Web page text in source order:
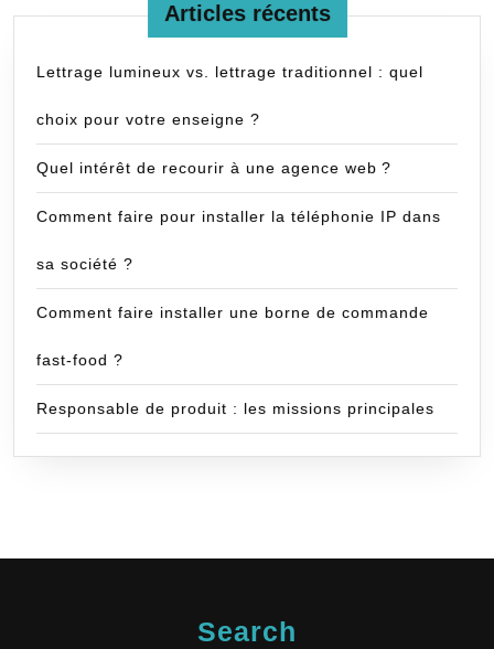
Articles récents
Lettrage lumineux vs. lettrage traditionnel : quel
choix pour votre enseigne ?
Quel intérêt de recourir à une agence web ?
Comment faire pour installer la téléphonie IP dans
sa société ?
Comment faire installer une borne de commande
fast-food ?
Responsable de produit : les missions principales
Search